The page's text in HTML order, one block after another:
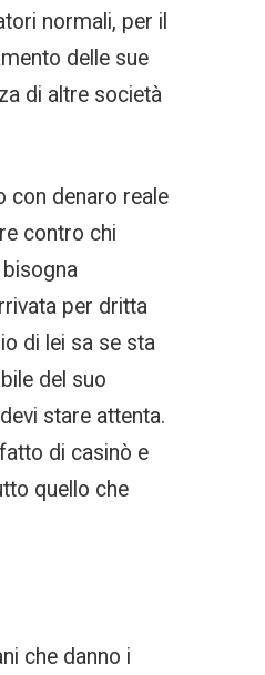
normali, per il
delle sue
di altre società
con denaro reale
contro chi
per dritta
di lei sa se sta
del suo
stare attenta.
di casinò e
quello che
che danno i